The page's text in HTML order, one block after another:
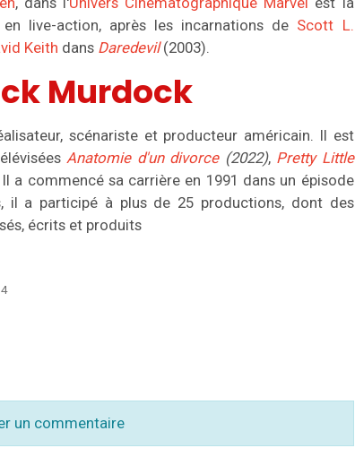
live-action, après les incarnations de Scott L.
Keith dans Daredevil(2003).
Murdock
scénariste et producteur américain. Il est
Anatomie d'un divorce(2022), Pretty Little
a commencé sa carrière en 1991 dans un épisode
il a participé à plus de 25 productions, dont des
écrits et produits
un commentaire